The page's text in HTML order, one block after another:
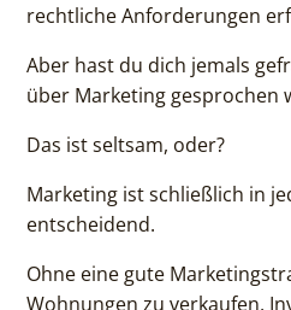
rechtliche Anforderungen
Aber hast du dich jemals
über Marketing gesprochen
Das ist seltsam, oder?
Marketing ist schließlich in
entscheidend.
Ohne eine gute
Wohnungen zu verkaufen,